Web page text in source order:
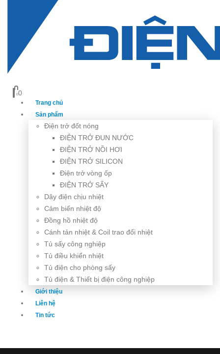
00
Trang chủ
Sản phẩm
Điện trở đốt nóng
ĐIỆN TRỞ ĐUN NƯỚC
ĐIỆN TRỞ NỒI HƠI
ĐIỆN TRỞ SILICON
Điện trở vòng ốp
ĐIỆN TRỞ SẤY
Dây điện chịu nhiệt
Cảm biến nhiệt độ
Đồng hồ nhiệt độ
Cánh tản nhiệt & Coil trao đổi nhiệt
Tủ sấy công nghiệp
Tủ điều khiển nhiệt
Tủ điện cho phòng sấy
Tủ điện & Thiết bị điện công nghiệp
Giới thiệu
Liên hệ
Tin tức